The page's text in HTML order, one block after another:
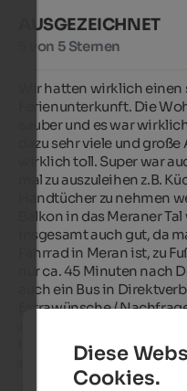
AUSGEZEICHNET
5 von 5 Sternen
Wir hatten wirklich
Ferienunterkunft. Die
sauber und es war
dazu sehr viele und
wirklich toll. Super war
mal zu auszuleihen z.B.
Handtücher zu nehmen
Balkon in das Meraner
insgesamt auch gut, da
Fahrrad in Meran ist, zu
nur ca. 45 Minuten nach
auch ein Bus in
Extrawünsche /
zuvorkommend und
kann man sich auch
absolut zu empfehlen! :-)
Diese
Cookies.